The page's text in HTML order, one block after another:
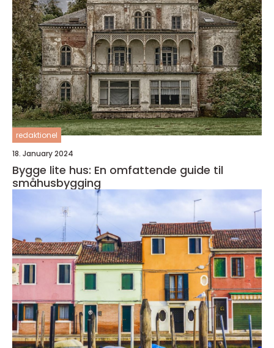
redaktionel
18. January 2024
Bygge lite hus: En omfattende guide til
småhusbygging